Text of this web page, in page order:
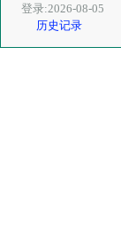
登录:2026-08-05
历史记录